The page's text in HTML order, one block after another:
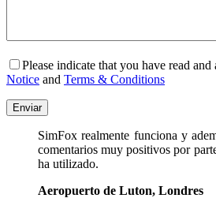
Please indicate that you have read
Notice and Terms & Conditions
SimFox realmente funciona y
comentarios muy positivos por
ha utilizado.
Aeropuerto de Luton, Londres